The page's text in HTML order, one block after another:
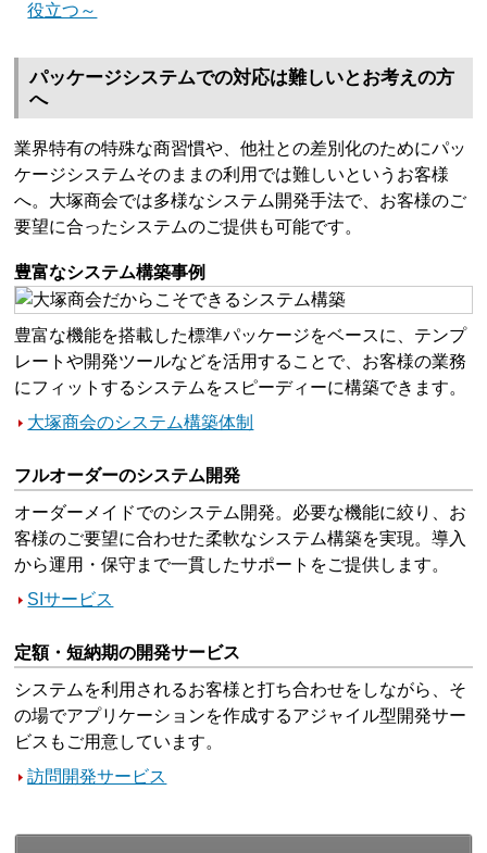
役立つ～
パッケージシステムでの対応は難しいとお考えの方
へ
業界特有の特殊な商習慣や、他社との差別化のためにパッ
ケージシステムそのままの利用では難しいというお客様
へ。大塚商会では多様なシステム開発手法で、お客様のご
要望に合ったシステムのご提供も可能です。
豊富なシステム構築事例
豊富な機能を搭載した標準パッケージをベースに、テンプ
レートや開発ツールなどを活用することで、お客様の業務
にフィットするシステムをスピーディーに構築できます。
大塚商会のシステム構築体制
フルオーダーのシステム開発
オーダーメイドでのシステム開発。必要な機能に絞り、お
客様のご要望に合わせた柔軟なシステム構築を実現。導入
から運用・保守まで一貫したサポートをご提供します。
SIサービス
定額・短納期の開発サービス
システムを利用されるお客様と打ち合わせをしながら、そ
の場でアプリケーションを作成するアジャイル型開発サー
ビスもご用意しています。
訪問開発サービス